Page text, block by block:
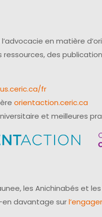
en matière
des
fr
orientaction.ceric.ca
et meilleures
les Anichinabés et
davantage sur